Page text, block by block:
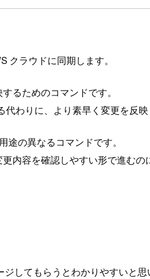
クラウドに同期します。
るためのコマンドです。
代わりに、より素早く変更を反
途の異なるコマンドです。
内容を確認しやすい形で進むの
ジしてもらうとわかりやすいと思